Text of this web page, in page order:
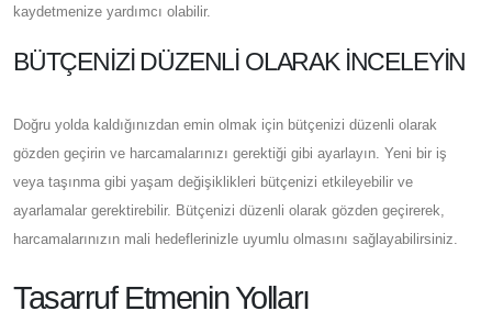
kaydetmenize yardımcı olabilir.
BÜTÇENIZI DÜZENLI OLARAK İNCELEYIN
Doğru yolda kaldığınızdan emin olmak için bütçenizi düzenli olarak
gözden geçirin ve harcamalarınızı gerektiği gibi ayarlayın. Yeni bir iş
veya taşınma gibi yaşam değişiklikleri bütçenizi etkileyebilir ve
ayarlamalar gerektirebilir. Bütçenizi düzenli olarak gözden geçirerek,
harcamalarınızın mali hedeflerinizle uyumlu olmasını sağlayabilirsiniz.
Tasarruf Etmenin Yolları